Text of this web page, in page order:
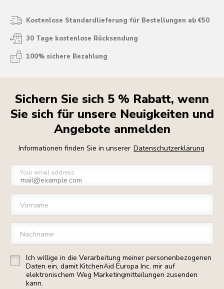
Kostenlose Standardlieferung für Bestellungen ab €50
30 Tage kostenlose Rücksendung
100% sichere Bezahlung
Sichern Sie sich 5 % Rabatt, wenn
Sie sich für unsere Neuigkeiten und
Angebote anmelden
Informationen finden Sie in unserer Datenschutzerklärung
Your email address
Vorname
Nachname
Ich willige in die Verarbeitung meiner personenbezogenen
Daten ein, damit KitchenAid Europa Inc. mir auf
elektronischem Weg Marketingmitteilungen zusenden
kann.